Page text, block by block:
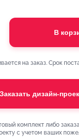
В
на заказ. Срок
Заказать дизайн-
комплект либо
с учетом ваших